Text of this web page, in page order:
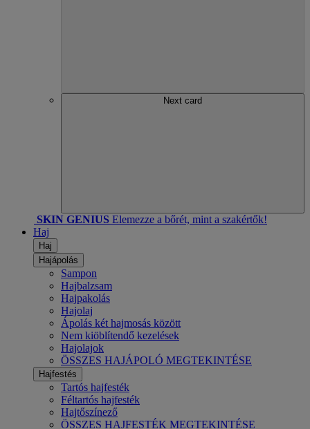
Next card
SKIN GENIUS Elemezze a bőrét, mint a szakértők!
Haj
Haj
Hajápolás
Sampon
Hajbalzsam
Hajpakolás
Hajolaj
Ápolás két hajmosás között
Nem kiöblítendő kezelések
Hajolajok
ÖSSZES HAJÁPOLÓ MEGTEKINTÉSE
Hajfestés
Tartós hajfesték
Féltartós hajfesték
Hajtőszínező
ÖSSZES HAJFESTÉK MEGTEKINTÉSE